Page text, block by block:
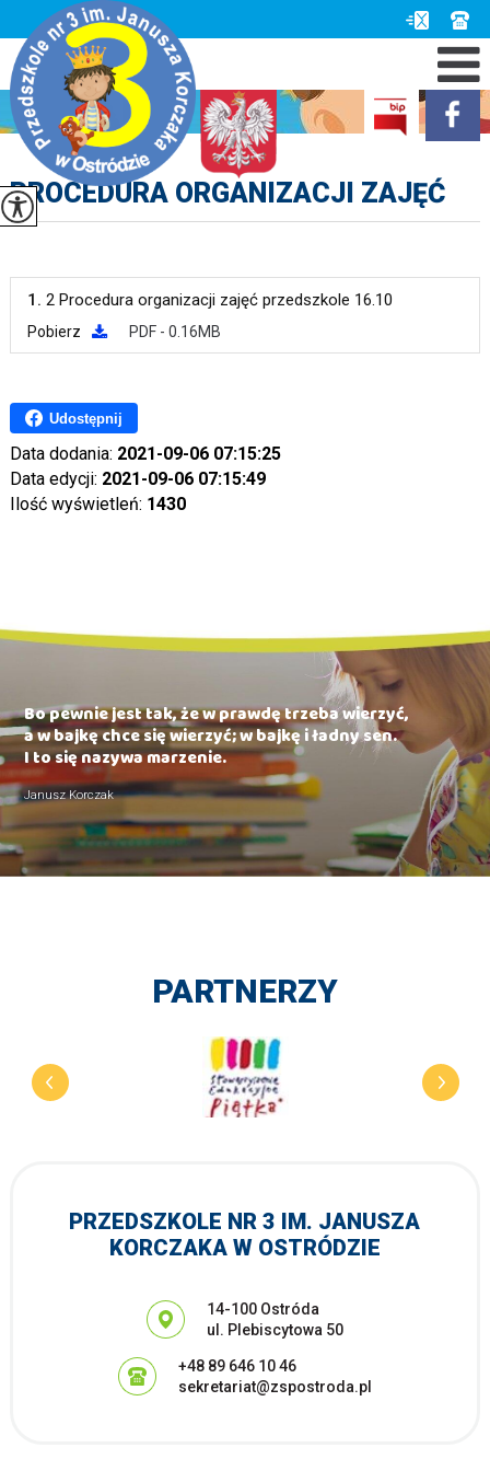
PROCEDURA ORGANIZACJI ZAJĘĆ
1. 2 Procedura organizacji zajęć przedszkole 16.10
Pobierz PDF - 0.16MB
Udostępnij
Data dodania: 2021-09-06 07:15:25
Data edycji: 2021-09-06 07:15:49
Ilość wyświetleń: 1430
Bo pewnie jest tak, że w prawdę trzeba wierzyć,
a w bajkę chce się wierzyć; w bajkę i ładny sen.
I to się nazywa marzenie.
Janusz Korczak
PARTNERZY
PRZEDSZKOLE NR 3 IM. JANUSZA
KORCZAKA W OSTRÓDZIE
Adres pocztowy:
14-100 Ostróda
ul. Plebiscytowa 50
+48 89 646 10 46
sekretariat@zspostroda.pl